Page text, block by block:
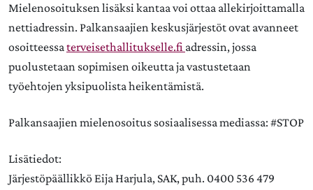
Mielenosoituksen lisäksi kantaa voi ottaa allekirjoittamalla
nettiadressin. Palkansaajien keskusjärjestöt ovat avanneet
osoitteessaterveisethallitukselle.fi adressin, jossa
puolustetaan sopimisen oikeutta ja vastustetaan
työehtojen yksipuolista heikentämistä.
Palkansaajien mielenosoitus sosiaalisessa mediassa: #STOP
Lisätiedot:
Järjestöpäällikkö Eija Harjula, SAK, puh. 0400 536 479